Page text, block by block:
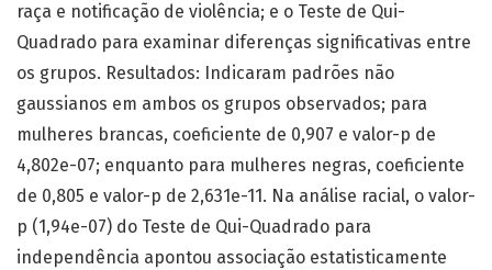
raça e notificação de violência; e o Teste de Qui-
Quadrado para examinar diferenças significativas entre
os grupos. Resultados: Indicaram padrões não
gaussianos em ambos os grupos observados; para
mulheres brancas, coeficiente de 0,907 e valor-p de
4,802e-07; enquanto para mulheres negras, coeficiente
de 0,805 e valor-p de 2,631e-11. Na análise racial, o valor-
p (1,94e-07) do Teste de Qui-Quadrado para
independência apontou associação estatisticamente